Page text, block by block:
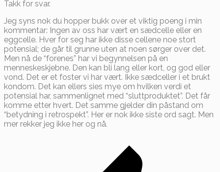
Takk for svar.
Jeg syns nok du hopper bukk over et viktig poeng i min
kommentar: Ingen av oss har vært en sædcelle eller en
eggcelle. Hver for seg har ikke disse cellene noe stort
potensial; de går til grunne uten at noen sørger over det.
Men nå de “forenes” har vi begynnelsen på en
menneskeskjebne. Den kan bli lang eller kort, og god eller
vond. Det er et foster vi har vært. Ikke sædceller i et brukt
kondom. Det kan ellers sies mye om hvilken verdi et
potensial har, sammenlignet med “sluttproduktet”. Det får
komme etter hvert. Det samme gjelder din påstand om
“betydning i retrospekt”. Her er nok ikke siste ord sagt. Men
mer rekker jeg ikke her og nå.